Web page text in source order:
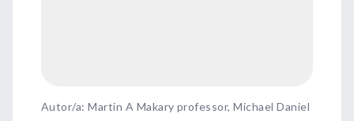
Autor/a: Martin A Makary professor, Michael Daniel